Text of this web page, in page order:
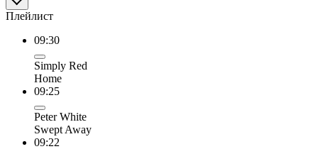
Плейлист
09:30
Simply Red
Home
09:25
Peter White
Swept Away
09:22